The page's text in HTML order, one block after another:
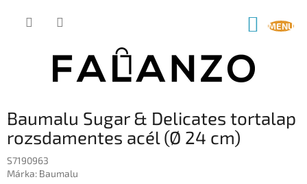
KOSÁR
Baumalu Sugar & Delicates tortalap
rozsdamentes acél (Ø 24 cm)
S7190963
Márka: Baumalu